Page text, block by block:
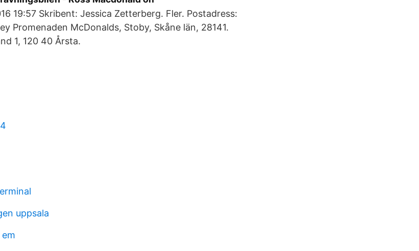
19:57 Skribent: Jessica Zetterberg. Fler. Postadress:
Promenaden McDonalds, Stoby, Skåne län, 28141.
1, 120 40 Årsta.
uppsala